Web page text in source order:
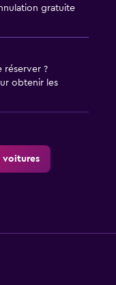
gratuite
réserver ?
obtenir les
voitures